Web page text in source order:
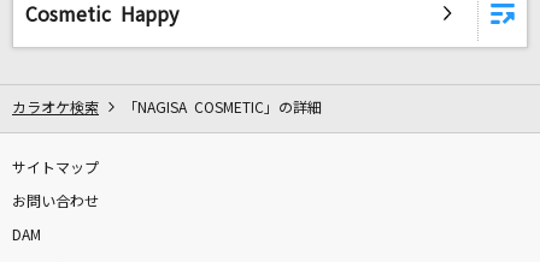
リアルタイムで歌われている曲の一覧
Mrs. GREEN APPLE
SHOOT!
Cosmetic Happy
カラオケ検索 「NAGISA COSMETIC」の詳細
サイトマップ
お問い合わせ
DAM